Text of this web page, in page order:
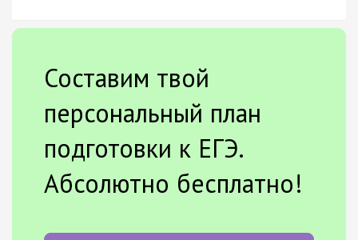
Составим твой
персональный план
подготовки к ЕГЭ.
Абсолютно бесплатно!